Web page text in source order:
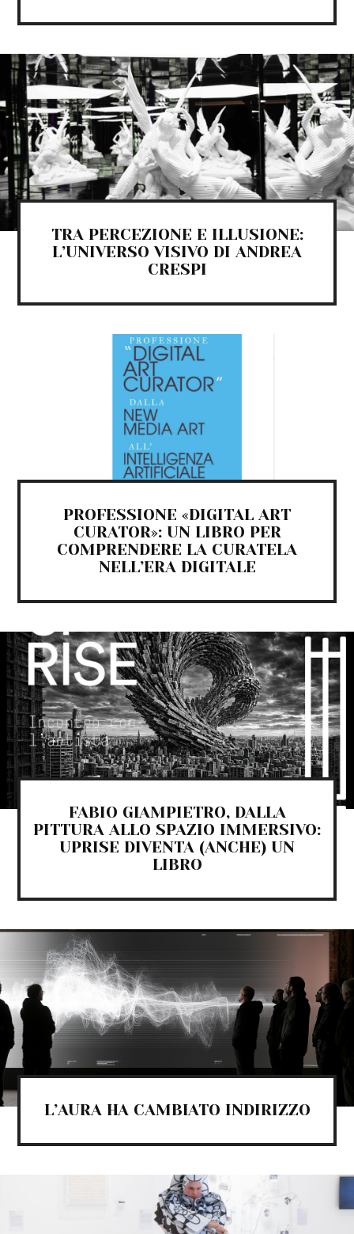
TRA PERCEZIONE E ILLUSIONE:
L’UNIVERSO VISIVO DI ANDREA
CRESPI
PROFESSIONE «DIGITAL ART
CURATOR»: UN LIBRO PER
COMPRENDERE LA CURATELA
NELL’ERA DIGITALE
FABIO GIAMPIETRO, DALLA
PITTURA ALLO SPAZIO IMMERSIVO:
UPRISE DIVENTA (ANCHE) UN
LIBRO
L’AURA HA CAMBIATO INDIRIZZO